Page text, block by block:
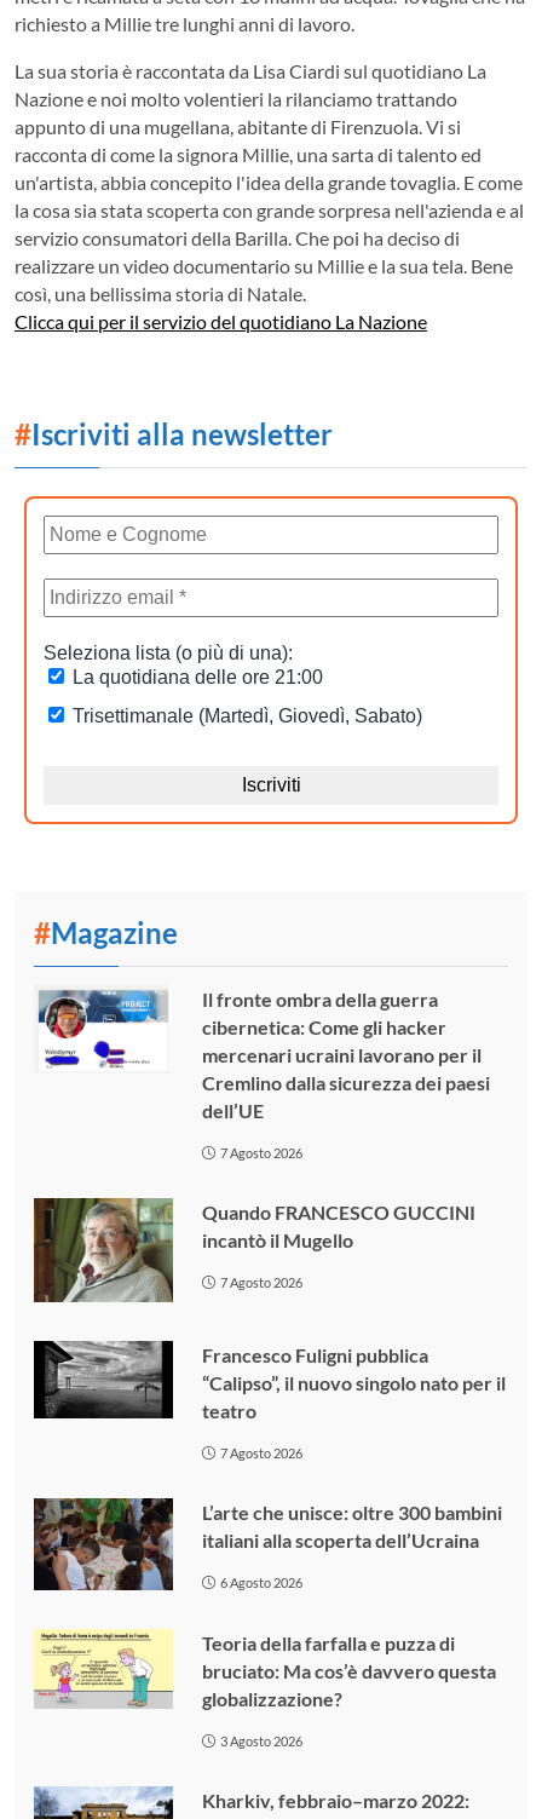
richiesto a Millie tre lunghi anni di lavoro.
La sua storia è raccontata da Lisa Ciardi sul quotidiano La
Nazione e noi molto volentieri la rilanciamo trattando
appunto di una mugellana, abitante di Firenzuola. Vi si
racconta di come la signora Millie, una sarta di talento ed
un'artista, abbia concepito l'idea della grande tovaglia. E come
la cosa sia stata scoperta con grande sorpresa nell'azienda e al
servizio consumatori della Barilla. Che poi ha deciso di
realizzare un video documentario su Millie e la sua tela. Bene
così, una bellissima storia di Natale.
Clicca qui per il servizio del quotidiano La Nazione
#Iscriviti alla newsletter
#Magazine
Il fronte ombra della guerra
cibernetica: Come gli hacker
mercenari ucraini lavorano per il
Cremlino dalla sicurezza dei paesi
dell’UE
7 Agosto 2026
Quando FRANCESCO GUCCINI
incantò il Mugello
7 Agosto 2026
Francesco Fuligni pubblica
“Calipso”, il nuovo singolo nato per il
teatro
7 Agosto 2026
L’arte che unisce: oltre 300 bambini
italiani alla scoperta dell’Ucraina
6 Agosto 2026
Teoria della farfalla e puzza di
bruciato: Ma cos’è davvero questa
globalizzazione?
3 Agosto 2026
Kharkiv, febbraio–marzo 2022: